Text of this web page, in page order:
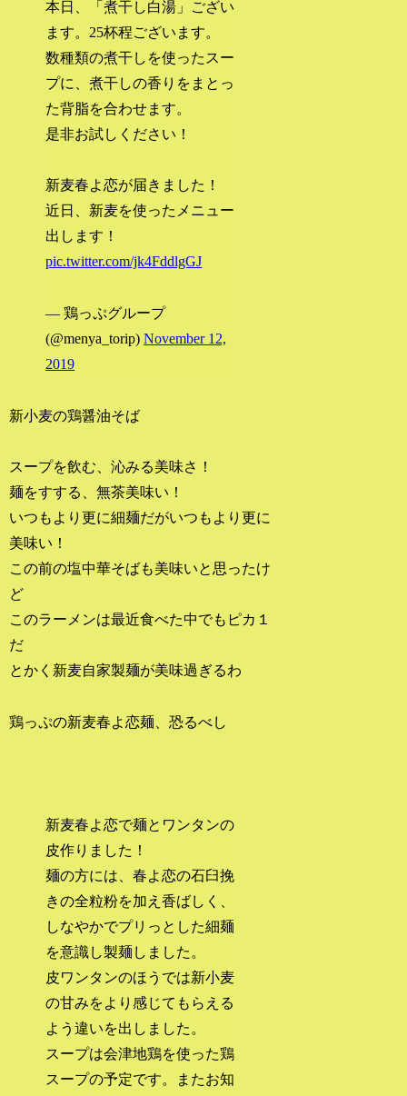
本日、「煮干し白湯」ござい
ます。25杯程ございます。
数種類の煮干しを使ったスー
プに、煮干しの香りをまとっ
た背脂を合わせます。
是非お試しください！
新麦春よ恋が届きました！
近日、新麦を使ったメニュー
出します！
pic.twitter.com/jk4FddlgGJ
— 鶏っぷグループ
(@menya_torip)November 12,
2019
新小麦の鶏醤油そば
スープを飲む、沁みる美味さ！
麺をすする、無茶美味い！
いつもより更に細麺だがいつもより更に
美味い！
この前の塩中華そばも美味いと思ったけ
ど
このラーメンは最近食べた中でもピカ１
だ
とかく新麦自家製麺が美味過ぎるわ
鶏っぷの新麦春よ恋麺、恐るべし
新麦春よ恋で麺とワンタンの
皮作りました！
麺の方には、春よ恋の石臼挽
きの全粒粉を加え香ばしく、
しなやかでプリっとした細麺
を意識し製麺しました。
皮ワンタンのほうでは新小麦
の甘みをより感じてもらえる
よう違いを出しました。
スープは会津地鶏を使った鶏
スープの予定です。またお知